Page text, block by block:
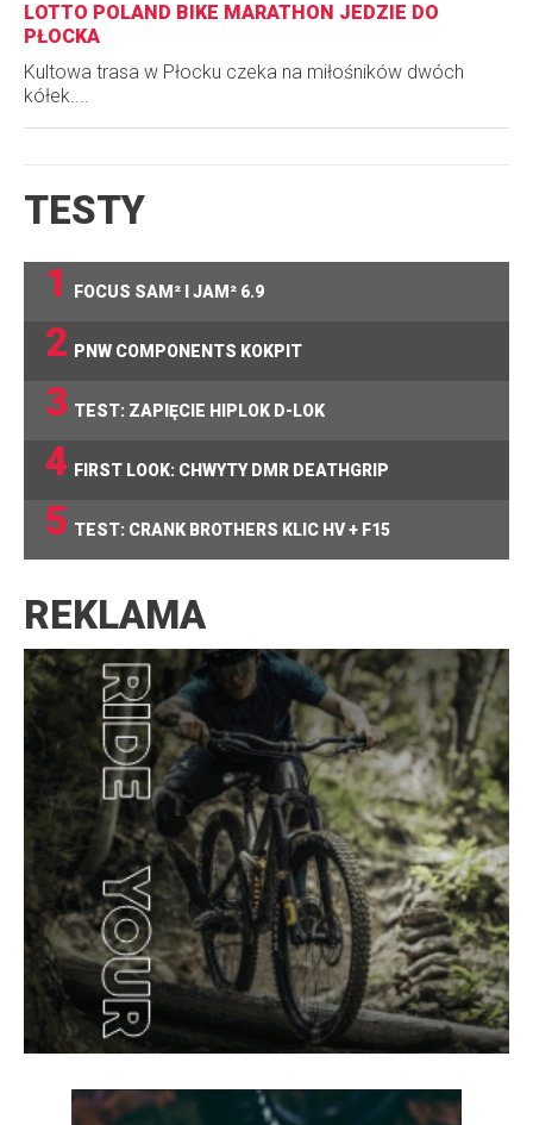
LOTTO POLAND BIKE MARATHON JEDZIE DO
PŁOCKA
Kultowa trasa w Płocku czeka na miłośników dwóch
kółek....
TESTY
1
FOCUS SAM² I JAM² 6.9
2 PNW COMPONENTS KOKPIT
3 TEST: ZAPIĘCIE HIPLOK D-LOK
4 FIRST LOOK: CHWYTY DMR DEATHGRIP
5 TEST: CRANK BROTHERS KLIC HV + F15
REKLAMA